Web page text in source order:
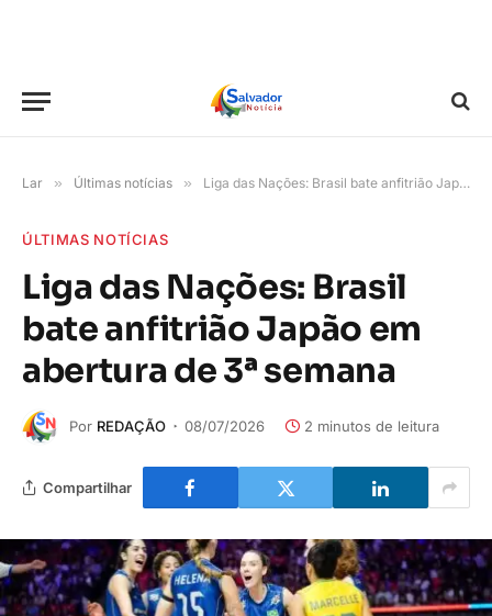
Lar » Últimas notícias » Liga das Nações: Brasil bate anfitrião Japão em abertura de 3ª semana
ÚLTIMAS NOTÍCIAS
Liga das Nações: Brasil
bate anfitrião Japão em
abertura de 3ª semana
Por REDAÇÃO 08/07/2026 2 minutos de leitura
Compartilhar